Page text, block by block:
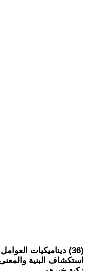
(36) ديناميكيات
استكشاف البنية